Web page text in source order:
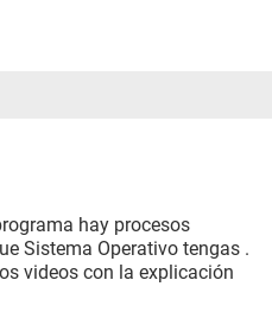
hay procesos
Sistema Operativo tengas .
videos con la explicación